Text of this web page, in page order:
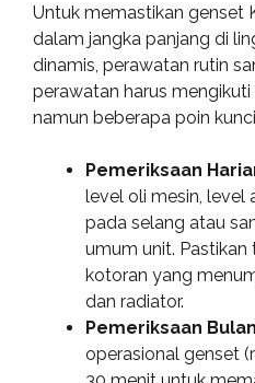
Untuk memastikan genset
dalam jangka panjang di
dinamis, perawatan rutin
perawatan harus mengikuti
namun beberapa poin
Pemeriksaan
level oli mesin, level
pada selang atau
umum unit.
kotoran yang
dan radiator.
Pemeriksaan
operasional genset